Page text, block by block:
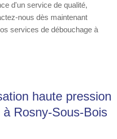
d'un service de qualité,
nous dès maintenant
services de débouchage à
haute pression
Rosny-Sous-Bois